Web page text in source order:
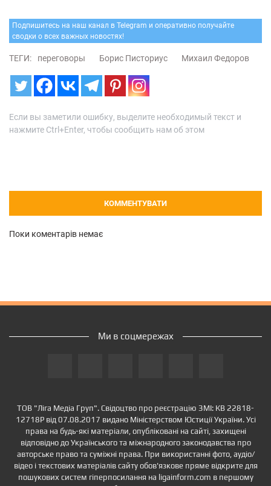
Подпишитесь на наш канал в Telegram и оперативно получайте
сводки о всех важных новостях!
ТЕГИ: переговоры Борис Писториус Михаил Федоров
Если вы заметили ошибку, выделите необходимый текст и
нажмите Ctrl+Enter, чтобы сообщить нам об этом
КОММЕНТУВАТИ
Поки коментарів немає
ТОВ "Ліга Медіа Груп". Свідоцтво про реєстрацію ЗМІ: КВ 22818-
12718Р від 07.08.2017 видано Міністерством Юстиції України. Усі
права на будь-які матеріали, опубліковані на сайті, захищені
відповідно до Українського та міжнародного законодавства про
авторське право та суміжні права. При використанні фото, аудіо/
відео і текстових матеріалів сайту обов'язкове пряме відкрите для
пошукових систем гіперпосилання на ligainform.com в першому
Ми в соцмережах